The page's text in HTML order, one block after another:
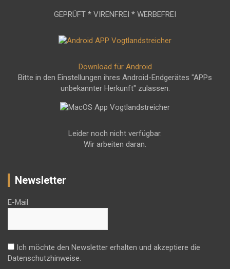
GEPRÜFT * VIRENFREI * WERBEFREI
Download für Android
Bitte in den Einstellungen ihres Android-Endgerätes "APPs
unbekannter Herkunft" zulassen.
Leider noch nicht verfügbar.
Wir arbeiten daran.
Newsletter
E-Mail
Ich möchte den Newsletter erhalten und akzeptiere die
Datenschutzhinweise.